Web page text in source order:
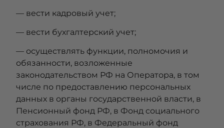
— вести кадровый учет;
— вести бухгалтерский учет;
— осуществлять функции, полномочия и
обязанности, возложенные
законодательством РФ на Оператора, в том
числе по предоставлению персональных
данных в органы государственной власти, в
Пенсионный фонд РФ, в Фонд социального
страхования РФ, в Федеральный фонд